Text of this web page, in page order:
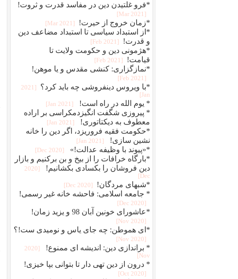
*فرو غلتیدن دین در مفاسد قدرت و ثروت!
[2021 Mar]
*زمان خروج از حیرت! [2021 Mar]
*از استبداد سیاسی تا استبداد مضاعف دین
و قدرت!
[2021 Feb]
*هژمونی دین و حکومت ولایت تا
قیامت!
[2021 Feb]
*نمازگزاری: کنشی مقدس و یا موهن!
[2021 Feb]
*با ویروس دینفروشی چه باید کرد؟
[2021
Jan]
* یوم الله در راه است! [2021 Jan]
* پیروزی شگفت انگیزدمکراسی بر اراده
معطوف به دیکتاتوری!
[2021 Jan]
*حکومت فقیه فروریزد، اگر دین را خانه
نشین سازی!
[2021 Jan]
*«پیوند با وظیفه عدالت!» [2020 Dec]
*بارگاه خرافات را از بیخ و بن برکنیم و بازار
دین فروشان را بکسادی بکشانیم!
[2020
Dec]
*شبهای مردگان! [2020 Dec]
* جامعه اسلامی: فاحشه خانه غیر رسمی!
[2020 Dec]
*عاشورای خونین آبان 98 و یزید زمان!
[2020 Nov]
*ای هموطن: چه جای یاس و نومیدی ست!؟
[2020 Nov]
* براندازی دین: اندیشه ای ممنوع!
[2020
Nov]
* درون از دین تهی دار تا بتوانی بپا خیزی!
[2020 Oct]